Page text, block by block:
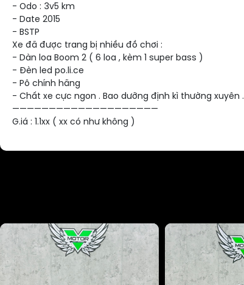
- Odo : 3v5 km
- Date 2015
- BSTP
Xe đã được trang bị nhiều đồ chơi :
- Dàn loa Boom 2 ( 6 loa , kèm 1 super bass )
- Đèn led po.li.ce
- Pô chính hãng
- Chất xe cực ngon . Bao dưỡng định kì thường xuyên .
————————————————————
G.iá : 1.1xx ( xx có như không )